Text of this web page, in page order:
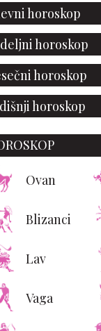
horoskop
horoskop
horoskop
horoskop
Ovan
Blizanci
Lav
Vaga